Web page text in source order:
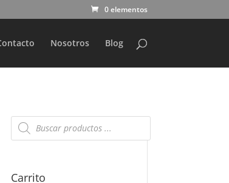
0 elementos
Nosotros Blog
Búsqueda
de
productos
Carrito